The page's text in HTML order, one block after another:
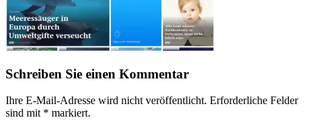
Schreiben Sie einen Kommentar
Ihre E-Mail-Adresse wird nicht veröffentlicht. Erforderliche Felder
sind mit * markiert.